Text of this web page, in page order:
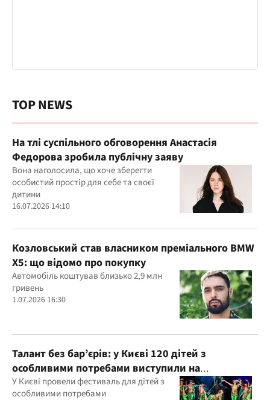
TOP NEWS
На тлі суспільного обговорення Анастасія
Федорова зробила публічну заяву
Вона наголосила, що хоче зберегти
особистий простір для себе та своєї
дитини
16.07.2026 14:10
Козловський став власником преміального BMW
X5: що відомо про покупку
Автомобіль коштував близько 2,9 млн
гривень
1.07.2026 16:30
Талант без бар’єрів: у Києві 120 дітей з
особливими потребами виступили на
всеукраїнському фестивалі
У Києві провели фестиваль для дітей з
особливими потребами